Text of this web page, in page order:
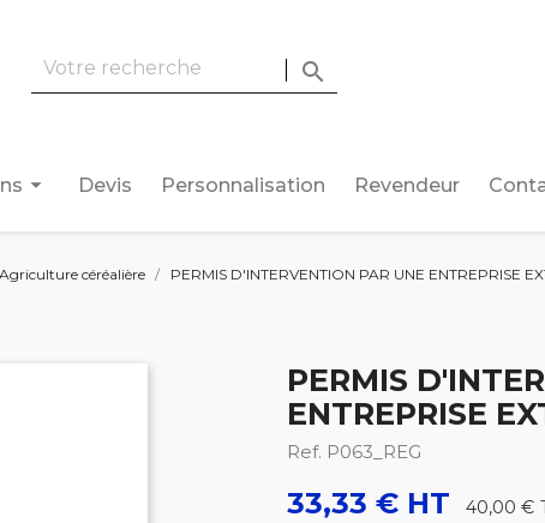

arrow_drop_down Devis Personnalisation Revendeur
Agriculture céréalière PERMIS D'INTERVENTION PAR UNE ENTREPRISE
PERMIS
ENTREPRISE
Ref. P063_REG
33,33 € HT 40,00 €